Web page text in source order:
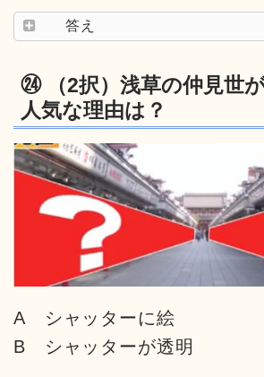
答え
㉔ （2択）浅草の仲見世
人気な理由は？
A シャッターに絵
B シャッターが透明